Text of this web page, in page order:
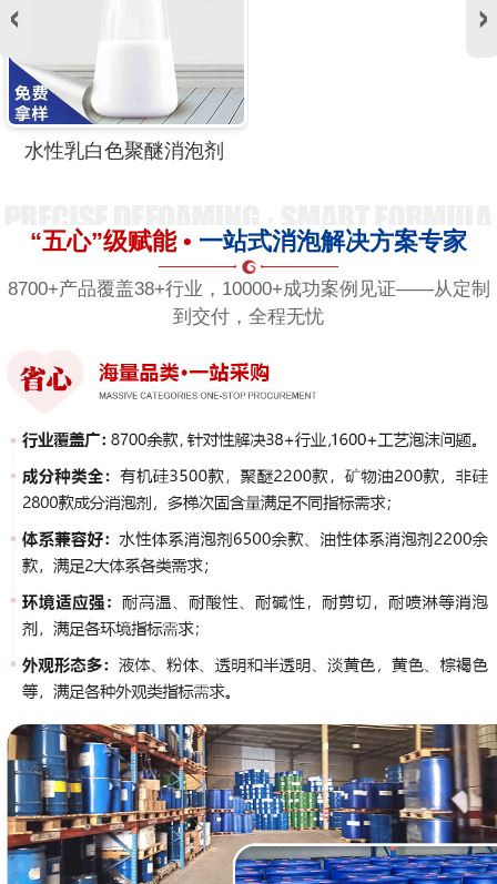
水性乳白色聚醚消泡剂
“五心”级赋能 • 一站式消泡解决方案专家
8700+产品覆盖38+行业，10000+成功案例见证——从定制
到交付，全程无忧